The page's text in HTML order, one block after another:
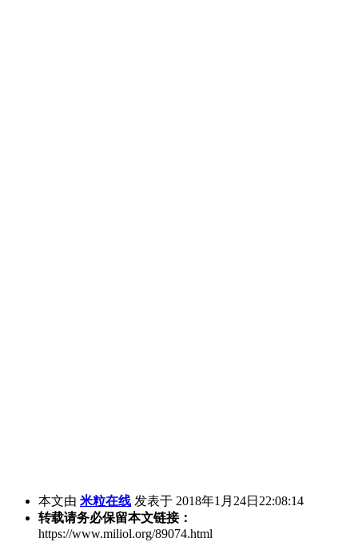
本文由 米粒在线 发表于 2018年1月24日22:08:14
转载请务必保留本文链接：
https://www.miliol.org/89074.html